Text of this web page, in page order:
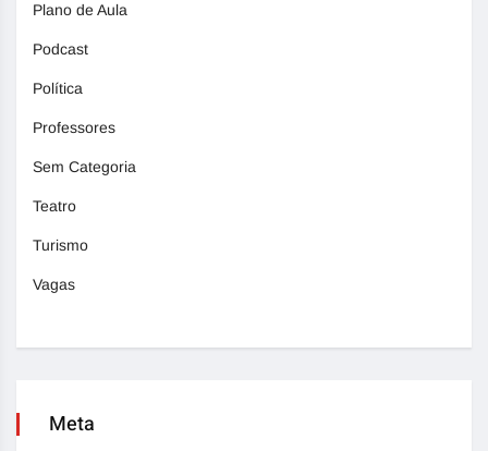
Plano de Aula
Podcast
Política
Professores
Sem Categoria
Teatro
Turismo
Vagas
Meta